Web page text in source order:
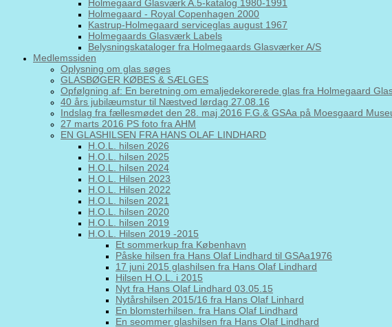
Holmegaard Glasværk A.5-katalog 1980-1991
Holmegaard - Royal Copenhagen 2000
Kastrup-Holmegaard serviceglas august 1967
Holmegaards Glasværk Labels
Belysningskataloger fra Holmegaards Glasværker A/S
Medlemssiden
Oplysning om glas søges
GLASBØGER KØBES & SÆLGES
Opfølgning af: En beretning om emaljedekorerede glas fra Holmegaard
40 års jubilæumstur til Næstved lørdag 27.08.16
Indslag fra fællesmødet den 28. maj 2016 F.G.& GSAa på Moesgaard
27 marts 2016 PS foto fra AHM
EN GLASHILSEN FRA HANS OLAF LINDHARD
H.O.L. hilsen 2026
H.O.L. hilsen 2025
H.O.L. hilsen 2024
H.O.L. Hilsen 2023
H.O.L. Hilsen 2022
H.O.L. hilsen 2021
H.O.L. hilsen 2020
H.O.L. hilsen 2019
H.O.L. Hilsen 2019 -2015
Et sommerkup fra København
Påske hilsen fra Hans Olaf Lindhard til GSAa1976
17 juni 2015 glashilsen fra Hans Olaf Lindhard
Hilsen H.O.L. i 2015
Nyt fra Hans Olaf Lindhard 03.05.15
Nytårshilsen 2015/16 fra Hans Olaf Linhard
En blomsterhilsen. fra Hans Olaf Lindhard
En seommer glashilsen fra Hans Olaf Lindhard